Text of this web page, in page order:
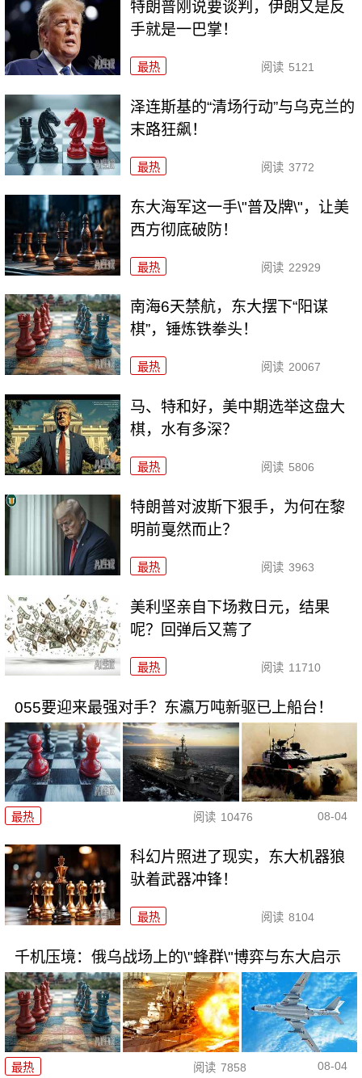
特朗普刚说要谈判，伊朗又是反
手就是一巴掌！
最热 阅读 5121
泽连斯基的“清场行动”与乌克兰的
末路狂飙！
最热 阅读 3772
东大海军这一手\"普及牌\"，让美
西方彻底破防！
最热 阅读 22929
南海6天禁航，东大摆下“阳谋
棋”，锤炼铁拳头！
最热 阅读 20067
马、特和好，美中期选举这盘大
棋，水有多深？
最热 阅读 5806
特朗普对波斯下狠手，为何在黎
明前戛然而止？
最热 阅读 3963
美利坚亲自下场救日元，结果
呢？回弹后又蔫了
最热 阅读 11710
055要迎来最强对手？东瀛万吨新驱已上船台！
最热 阅读 10476 08-04
科幻片照进了现实，东大机器狼
驮着武器冲锋！
最热 阅读 8104
千机压境：俄乌战场上的\"蜂群\"博弈与东大启示
最热 阅读 7858 08-04